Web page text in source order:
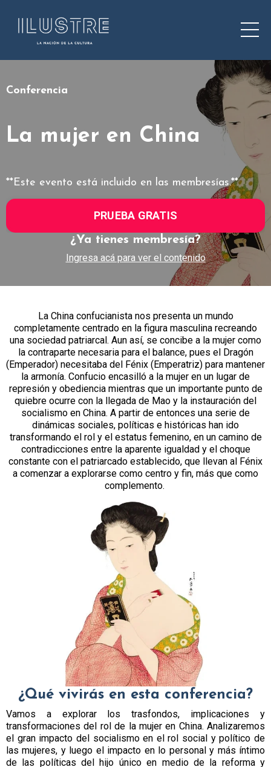
Conferencia
La mujer en China
**Este evento está incluido en las membresías.**
PRUEBA GRATIS
¿Ya tienes membresía?
Ingresa acá para ver el contenido
La China confucianista nos presenta un mundo
completamente centrado en la figura masculina recreando
una sociedad patriarcal. Aun así, se concibe a la mujer como
la contraparte necesaria para el balance, pues el Dragón
(Emperador) necesitaba del Fénix (Emperatriz) para mantener
la armonía. Confucio encasilló a la mujer en un lugar de
represión y obediencia mientras que un importante punto de
quiebre ocurre con la llegada de Mao y la instauración del
socialismo en China. A partir de entonces una serie de
dinámicas sociales, políticas e históricas han ido
transformando el rol y el estatus femenino, en un camino de
contradicciones entre la aparente igualdad y el choque
constante con el patriarcado establecido, que llevan al Fénix
a comenzar a explorarse como centro y fin, más que como
complemento.
¿Qué vivirás en esta conferencia?
Vamos a explorar los trasfondos, implicaciones y
transformaciones del rol de la mujer en China. Analizaremos
el gran impacto del socialismo en el rol social y político de
las mujeres, y luego el impacto en lo personal y más íntimo
de las políticas del hijo único en medio de la reforma y